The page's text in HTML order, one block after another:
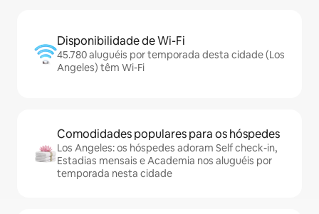
Disponibilidade de Wi-Fi
45.780 aluguéis por temporada desta cidade (Los
Angeles) têm Wi-Fi
Comodidades populares para os hóspedes
Los Angeles: os hóspedes adoram Self check-in,
Estadias mensais e Academia nos aluguéis por
temporada nesta cidade